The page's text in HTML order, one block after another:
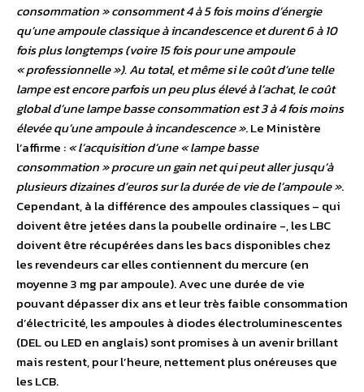
consommation » consomment 4 à 5 fois moins d’énergie
qu’une ampoule classique à incandescence et durent 6 à 10
fois plus longtemps (voire 15 fois pour une ampoule
« professionnelle »). Au total, et même si le coût d’une telle
lampe est encore parfois un peu plus élevé à l’achat, le coût
global d’une lampe basse consommation est 3 à 4 fois moins
élevée qu’une ampoule à incandescence ». Le Ministère
l’affirme :« l’acquisition d’une « lampe basse
consommation » procure un gain net qui peut aller jusqu’à
plusieurs dizaines d’euros sur la durée de vie de l’ampoule ».
Cependant, à la différence des ampoules classiques – qui
doivent être jetées dans la poubelle ordinaire -, les LBC
doivent être récupérées dans les bacs disponibles chez
les revendeurs car elles contiennent du mercure (en
moyenne 3 mg par ampoule). Avec une durée de vie
pouvant dépasser dix ans et leur très faible consommation
d’électricité, les ampoules à diodes électroluminescentes
(DEL ou LED en anglais) sont promises à un avenir brillant
mais restent, pour l’heure, nettement plus onéreuses que
les LCB.